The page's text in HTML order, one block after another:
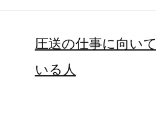
圧送の仕事に向いて
いる人